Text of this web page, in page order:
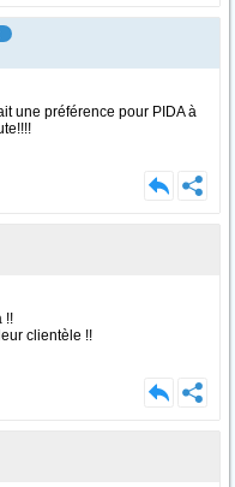
une préférence pour PIDA à
!!
clientèle !!